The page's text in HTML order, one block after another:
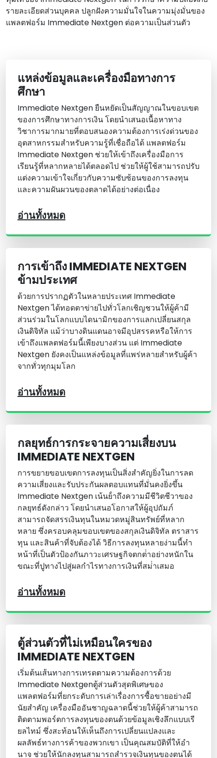
รายละเอียดส่วนบุคคล ปลูกฝังความมั่นใจในความมุ่งมั่นของ
แพลตฟอร์ม Immediate Nextgen ต่อความเป็นส่วนตัว
แหล่งข้อมูลและเครื่องมือทางการ
ศึกษา
Immediate Nextgen ยืนหยัดเป็นสัญญาณในขอบเขต
ของการศึกษาทางการเงิน โดยนําเสนอเนื้อหาทาง
วิชาการมากมายที่ตอบสนองความต้องการเร่งด่วนของ
อุตสาหกรรมสําหรับความรู้ที่เชื่อถือได้ แพลตฟอร์ม
Immediate Nextgen ช่วยให้เข้าถึงเครื่องมือการ
เรียนรู้ที่หลากหลายได้ตลอดไป ช่วยให้ผู้ใช้สามารถปรับ
แต่งความเข้าใจเกี่ยวกับความซับซ้อนของการลงทุน
และความผันผวนของตลาดได้อย่างต่อเนื่อง
อ่านทั้งหมด
การเข้าถึง IMMEDIATE NEXTGEN
ข้ามประเทศ
ด้วยการปรากฏตัวในหลายประเทศ Immediate
Nextgen ได้ทอดตาข่ายไปทั่วโลกเชิญชวนให้ผู้ค้ามี
ส่วนร่วมในโลกแบบไดนามิกของการแลกเปลี่ยนสกุล
เงินดิจิทัล แม้ว่าบางดินแดนอาจมีอุปสรรคหรือให้การ
เข้าถึงแพลตฟอร์มนี้เพียงบางส่วน แต่ Immediate
Nextgen ยังคงเป็นแหล่งข้อมูลที่แพร่หลายสําหรับผู้ค้า
จากทั่วทุกมุมโลก
อ่านทั้งหมด
กลยุทธ์การกระจายความเสี่ยงบน
IMMEDIATE NEXTGEN
การขยายขอบเขตการลงทุนเป็นสิ่งสําคัญยิ่งในการลด
ความเสี่ยงและรับประกันผลตอบแทนที่มั่นคงยิ่งขึ้น
Immediate Nextgen เน้นย้ําถึงความมีชีวิตชีวาของ
กลยุทธ์ดังกล่าว โดยนําเสนอโอกาสให้ผู้อุปถัมภ์
สามารถจัดสรรเงินทุนในหมวดหมู่สินทรัพย์ที่หลาก
หลาย ซึ่งครอบคลุมขอบเขตของสกุลเงินดิจิทัล ตราสาร
ทุน และสินค้าที่จับต้องได้ วิธีการลงทุนหลายง่ามนี้ทํา
หน้าที่เป็นตัวป้องกันภาวะเศรษฐกิจตกต่ําอย่างหนักใน
ขณะที่ปูทางไปสู่ผลกําไรทางการเงินที่สม่ําเสมอ
อ่านทั้งหมด
ตู้ส่วนตัวที่ไม่เหมือนใครของ
IMMEDIATE NEXTGEN
เริ่มต้นเส้นทางการเทรดตามความต้องการด้วย
Immediate Nextgenตู้ส่วนตัวสุดพิเศษของ
แพลตฟอร์มที่ยกระดับการเล่าเรื่องการซื้อขายอย่างมี
นัยสําคัญ เครื่องมืออันชาญฉลาดนี้ช่วยให้ผู้ค้าสามารถ
ติดตามพอร์ตการลงทุนของตนด้วยข้อมูลเชิงลึกแบบเรี
ยลไทม์ ซึ่งสะท้อนให้เห็นถึงการเปลี่ยนแปลงและ
ผลลัพธ์ทางการค้าของพวกเขา เป็นคุณสมบัติที่ให้อํา
นาจ ช่วยให้นักลงทุนสามารถสํารวจเงินทุนของตนได้